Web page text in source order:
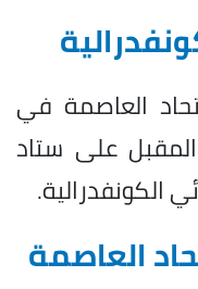
العاصمة في
على ستاد
الكونفدرالية.
العاصمة